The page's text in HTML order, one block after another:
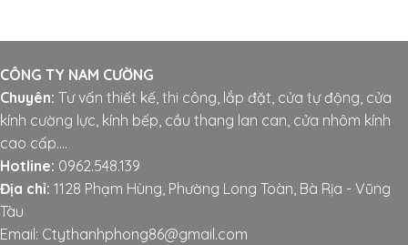
CÔNG TY NAM CƯỜNG
Chuyên: Tư vấn thiết kế, thi công, lắp đặt, cửa tự động, cửa
kính cường lực, kính bếp, cầu thang lan can, cửa nhôm kính
cao cấp....
Hotline: 0962.548.139
Địa chỉ: 1128 Phạm Hùng, Phường Long Toàn, Bà Rịa - Vũng
Tàu
Email: Ctythanhphong86@gmail.com